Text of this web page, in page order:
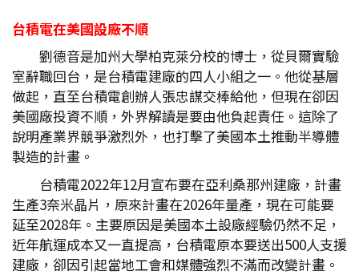
台積電在美國設廠不順
劉德音是加州大學柏克萊分校的博士，從貝爾實驗
室辭職回台，是台積電建廠的四人小組之一。他從基層
做起，直至台積電創辦人張忠謀交棒給他，但現在卻因
美國廠投資不順，外界解讀是要由他負起責任。這除了
說明產業界競爭激烈外，也打擊了美國本土推動半導體
製造的計畫。
台積電2022年12月宣布要在亞利桑那州建廠，計畫
生產3奈米晶片，原來計畫在2026年量產，現在可能要
延至2028年。主要原因是美國本土設廠經驗仍然不足，
近年航運成本又一直提高，台積電原本要送出500人支援
建廠，卻因引起當地工會和媒體強烈不滿而改變計畫。